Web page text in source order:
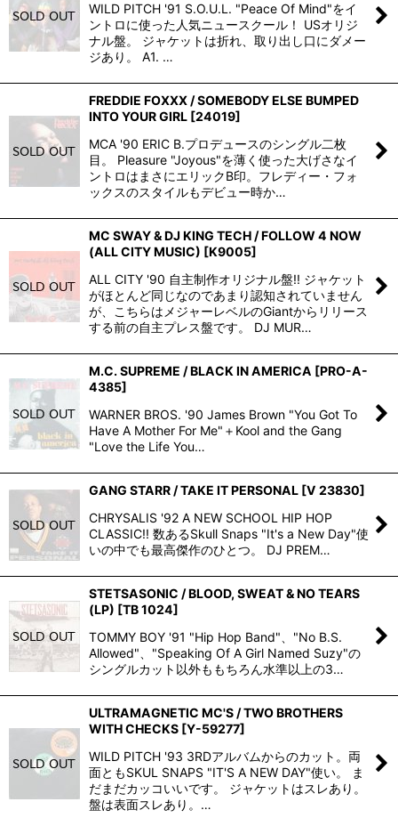
WILD PITCH '91 S.O.U.L. "Peace Of Mind"をイ
ントロに使った人気ニュースクール！ USオリジ
ナル盤。 ジャケットは折れ、取り出し口にダメー
ジあり。 A1. …
FREDDIE FOXXX / SOMEBODY ELSE BUMPED
INTO YOUR GIRL [24019]
MCA '90 ERIC B.プロデュースのシングル二枚
目。 Pleasure "Joyous"を薄く使った大げさなイ
ントロはまさにエリックB印。フレディー・フォ
ックスのスタイルもデビュー時か…
MC SWAY & DJ KING TECH / FOLLOW 4 NOW
(ALL CITY MUSIC) [K9005]
ALL CITY '90 自主制作オリジナル盤!! ジャケット
がほとんど同じなのであまり認知されていません
が、こちらはメジャーレベルのGiantからリリース
する前の自主プレス盤です。 DJ MUR…
M.C. SUPREME / BLACK IN AMERICA [PRO-A-
4385]
WARNER BROS. '90 James Brown "You Got To
Have A Mother For Me"＋Kool and the Gang
"Love the Life You…
GANG STARR / TAKE IT PERSONAL [V 23830]
CHRYSALIS '92 A NEW SCHOOL HIP HOP
CLASSIC!! 数あるSkull Snaps "It's a New Day"使
いの中でも最高傑作のひとつ。 DJ PREM…
STETSASONIC / BLOOD, SWEAT & NO TEARS
(LP) [TB 1024]
TOMMY BOY '91 "Hip Hop Band"、"No B.S.
Allowed"、"Speaking Of A Girl Named Suzy"の
シングルカット以外ももちろん水準以上の3…
ULTRAMAGNETIC MC'S / TWO BROTHERS
WITH CHECKS [Y-59277]
WILD PITCH '93 3RDアルバムからのカット。両
面ともSKUL SNAPS "IT'S A NEW DAY"使い。 ま
だまだカッコいいです。 ジャケットはスレあり。
盤は表面スレあり。…